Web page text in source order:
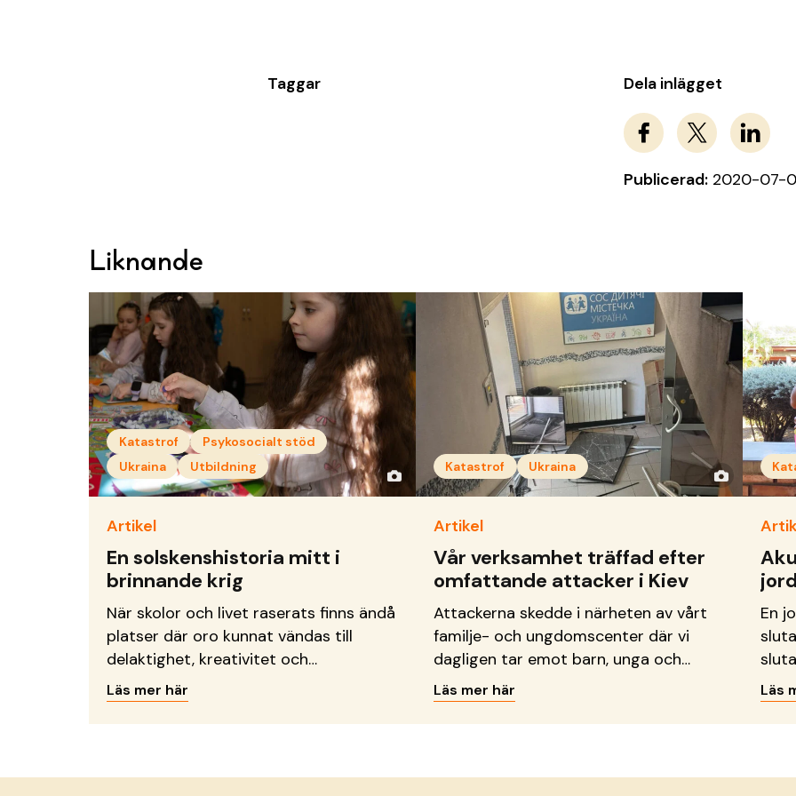
Taggar Dela inlägget
Publicerad: 2020-07-
Liknande
Katastrof
Psykosocialt stöd
Ukraina
Utbildning
Artikel
En solskenshistoria mitt i
brinnande krig
När skolor och livet raserats finns ändå
platser där oro kunnat vändas till
delaktighet, kreativitet och
framtidsdrömmar.
Läs mer här
Katastrof Ukraina
Artikel
Vår verksamhet träffad efter
omfattande attacker i Kiev
Attackerna skedde i närheten av vårt
familje- och ungdomscenter där vi
dagligen tar emot barn, unga och
familjer.
Läs mer här
En
Läs